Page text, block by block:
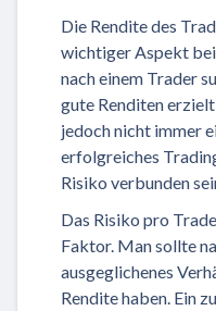
Die Rendite des
wichtiger Aspekt
nach einem Trader
gute Renditen
jedoch nicht immer
erfolgreiches
Risiko verbunden
Das Risiko pro
Faktor. Man sollte
ausgeglichenes
Rendite haben. Ein